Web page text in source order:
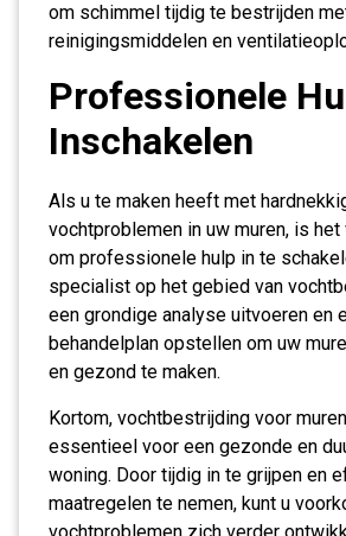
om schimmel tijdig te bestrijden
reinigingsmiddelen en
Professionele
Inschakelen
Als u te maken heeft met
vochtproblemen in uw muren, is
om professionele hulp in te
specialist op het gebied van
een grondige analyse uitvoeren en
behandelplan opstellen om uw
en gezond te maken.
Kortom, vochtbestrijding voor
essentieel voor een gezonde en
woning. Door tijdig in te grijpen en
maatregelen te nemen, kunt u